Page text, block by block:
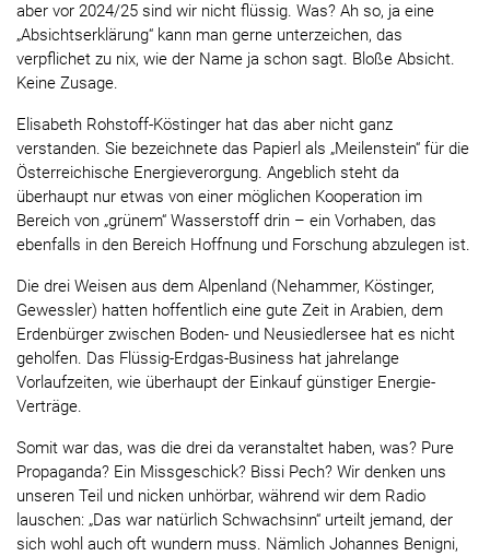
aber vor 2024/25 sind wir nicht flüssig. Was? Ah so, ja eine
„Absichtserklärung“ kann man gerne unterzeichen, das
verpflichet zu nix, wie der Name ja schon sagt. Bloße Absicht.
Keine Zusage.
Elisabeth Rohstoff-Köstinger hat das aber nicht ganz
verstanden. Sie bezeichnete das Papierl als „Meilenstein“ für die
Österreichische Energieverorgung. Angeblich steht da
überhaupt nur etwas von einer möglichen Kooperation im
Bereich von „grünem“ Wasserstoff drin – ein Vorhaben, das
ebenfalls in den Bereich Hoffnung und Forschung abzulegen ist.
Die drei Weisen aus dem Alpenland (Nehammer, Köstinger,
Gewessler) hatten hoffentlich eine gute Zeit in Arabien, dem
Erdenbürger zwischen Boden- und Neusiedlersee hat es nicht
geholfen. Das Flüssig-Erdgas-Business hat jahrelange
Vorlaufzeiten, wie überhaupt der Einkauf günstiger Energie-
Verträge.
Somit war das, was die drei da veranstaltet haben, was? Pure
Propaganda? Ein Missgeschick? Bissi Pech? Wir denken uns
unseren Teil und nicken unhörbar, während wir dem Radio
lauschen: „Das war natürlich Schwachsinn“ urteilt jemand, der
sich wohl auch oft wundern muss. Nämlich Johannes Benigni,